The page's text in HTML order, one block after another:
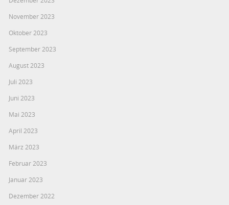
November 2023
Oktober 2023
September 2023
August 2023
Juli 2023
Juni 2023
Mai 2023
April 2023
März 2023
Februar 2023
Januar 2023
Dezember 2022